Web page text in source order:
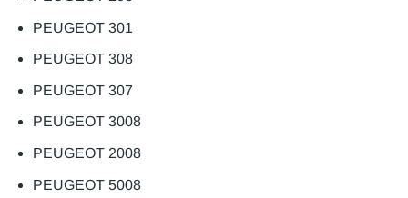
PEUGEOT 301
PEUGEOT 308
PEUGEOT 307
PEUGEOT 3008
PEUGEOT 2008
PEUGEOT 5008